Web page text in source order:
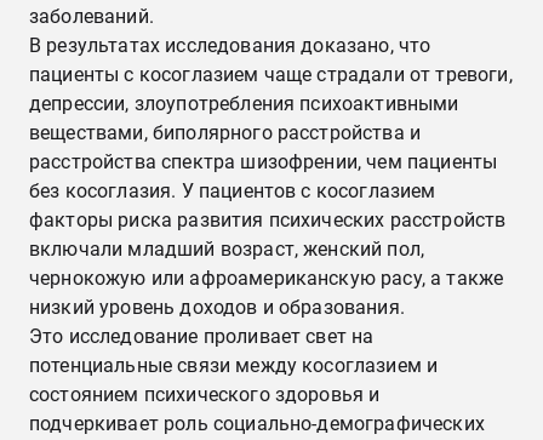
заболеваний.
В результатах исследования доказано, что
пациенты с косоглазием чаще страдали от тревоги,
депрессии, злоупотребления психоактивными
веществами, биполярного расстройства и
расстройства спектра шизофрении, чем пациенты
без косоглазия. У пациентов с косоглазием
факторы риска развития психических расстройств
включали младший возраст, женский пол,
чернокожую или афроамериканскую расу, а также
низкий уровень доходов и образования.
Это исследование проливает свет на
потенциальные связи между косоглазием и
состоянием психического здоровья и
подчеркивает роль социально-демографических